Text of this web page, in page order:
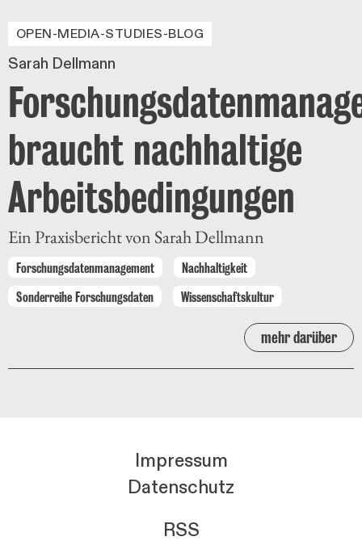
OPEN-MEDIA-STUDIES-BLOG
Sarah Dellmann
braucht nachhaltige
Arbeitsbedingungen
Ein Praxisbericht von Sarah Dellmann
Forschungsdatenmanagement
Nachhaltigkeit
Sonderreihe Forschungsdaten
Wissenschaftskultur
mehr darüber
Impressum
Datenschutz
RSS